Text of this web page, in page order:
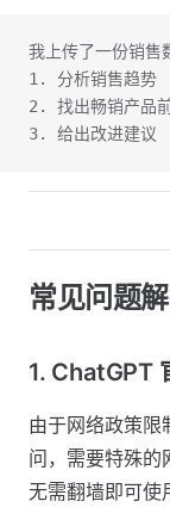
我上传了一份销售
1. 分析销售趋势
2. 找出畅销产品
3. 给出改进建议
常见问题解
1. ChatGPT
由于网络政策限
问，需要特殊的
无需翻墙即可使